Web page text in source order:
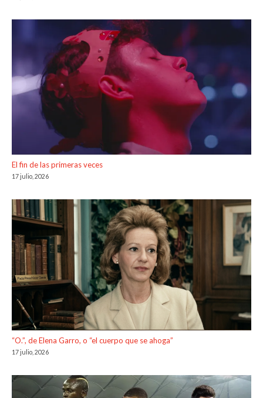
El fin de las primeras veces
17 julio, 2026
“O.”, de Elena Garro, o “el cuerpo que se ahoga”
17 julio, 2026